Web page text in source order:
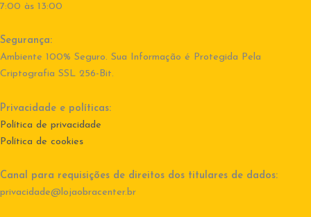
7:00 às 13:00
Segurança:
Ambiente 100% Seguro. Sua Informação é Protegida Pela
Criptografia SSL 256-Bit.
Privacidade e políticas:
Política de privacidade
Política de cookies
Canal para requisições de direitos dos titulares de dados:
privacidade@lojaobracenter.br